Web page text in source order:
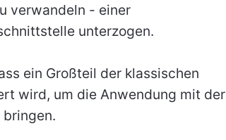
verwandeln - einer
unterzogen.
ein Großteil der klassischen
wird, um die Anwendung mit der
bringen.